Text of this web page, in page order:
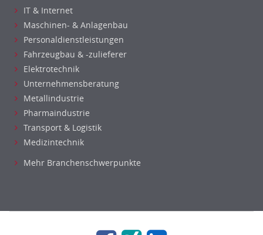
IT & Internet
Maschinen- & Anlagenbau
Personaldienstleistungen
Fahrzeugbau & -zulieferer
Elektrotechnik
Unternehmensberatung
Metallindustrie
Pharmaindustrie
Transport & Logistik
Medizintechnik
Mehr Branchenschwerpunkte